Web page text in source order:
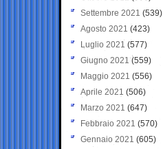
Settembre 2021 (539)
Agosto 2021 (423)
Luglio 2021 (577)
Giugno 2021(559)
Maggio 2021 (556)
Aprile 2021 (506)
Marzo 2021 (647)
Febbraio 2021 (570)
Gennaio 2021 (605)